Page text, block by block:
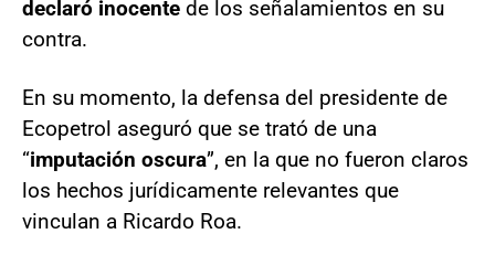
declaró inocente de los señalamientos en su
contra.
En su momento, la defensa del presidente de
Ecopetrol aseguró que se trató de una
“imputación oscura”, en la que no fueron claros
los hechos jurídicamente relevantes que
vinculan a Ricardo Roa.